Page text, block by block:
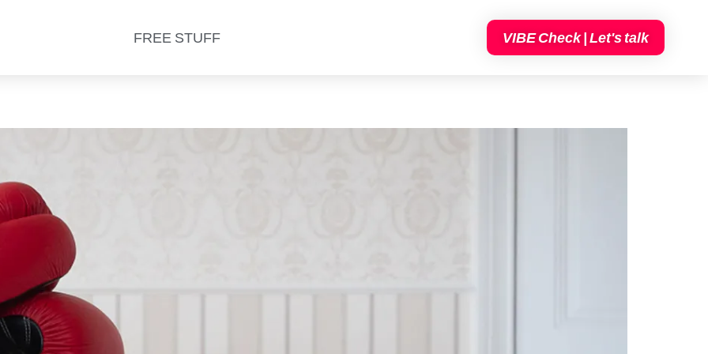
FREE STUFF VIBE Check | Let's talk